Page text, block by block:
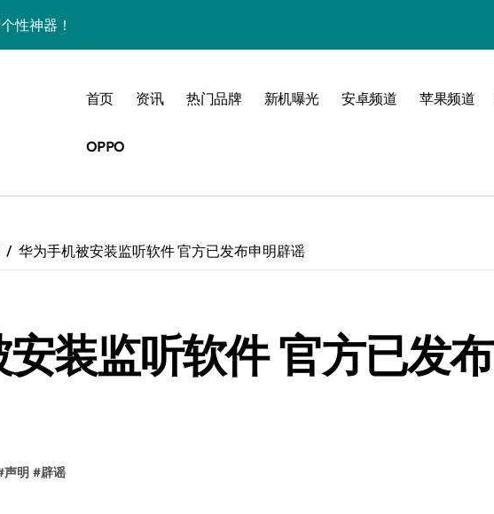
性神器！
秘籍：潮流定制，玩转无限可能
，美学新纪元！
叠时尚，一瞬惊艳
转折叠屏的高级技巧
场，定制你的个性美学
三星风尚自此开启！
首页 资讯 热门品牌 新机曝光 安卓频道 苹果频道
OPPO
华为手机被安装监听软件 官方已发布申明辟谣
装监听软件 官方已发布
声明 #辟谣